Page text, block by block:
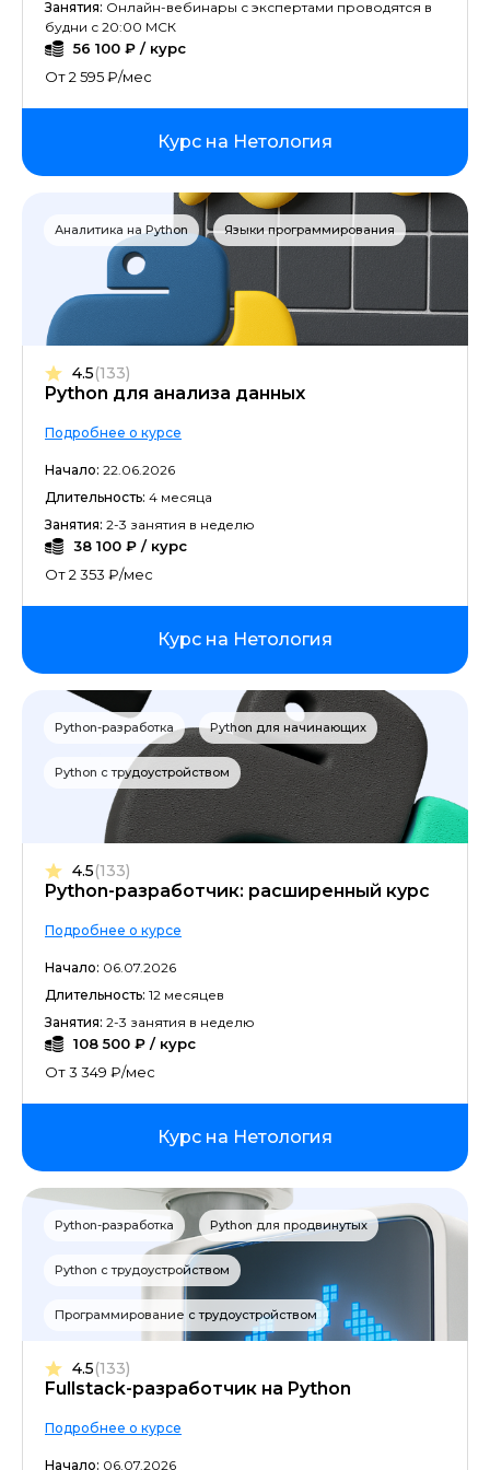
PR-менеджмент
Верстка на HTML/CSS
3D MAX
Data Science
QA-тестирование
Редактура текстов
Управление в SMM
Дизайн мобильных приложений
CRM и email-маркетинг
IOS-разработка
Ландшафтный дизайн
Бренд-менеджмент
Продуктовая аналитика
Adobe After Effects
Системная аналитика
Разработка на C#
Figma
Маркетинг мобильных приложений
Машинное обучение
Ораторское мастерство
Тайм-менеджмент
Занятия: Онлайн-вебинары с экспертами проводятся в
будни с 20:00 МСК
56 100 ₽ / курс
От 2 595 ₽/мес
Курс на Нетология
Аналитика на Python Языки программирования
Python для анализа данных
4.5(133)
Подробнее о курсе
Начало: 22.06.2026
Длительность: 4 месяца
Занятия: 2-3 занятия в неделю
38 100 ₽ / курс
От 2 353 ₽/мес
Курс на Нетология
Python-разработка Python для начинающих
Python с трудоустройством
Python-разработчик: расширенный курс
4.5(133)
Подробнее о курсе
Начало: 06.07.2026
Длительность: 12 месяцев
Занятия: 2-3 занятия в неделю
108 500 ₽ / курс
От 3 349 ₽/мес
Курс на Нетология
Python-разработка Python для продвинутых
Python с трудоустройством
Программирование с трудоустройством
Fullstack-разработчик на Python
4.5(133)
Подробнее о курсе
Начало: 06.07.2026